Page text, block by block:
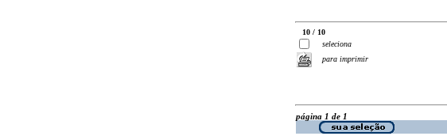
10 / 10
seleciona
para imprimir
página 1 de 1